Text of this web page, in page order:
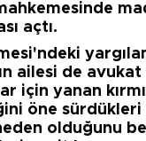
açtı.
ailesi de avukat
için yanan
öne sürdükleri
olduğunu